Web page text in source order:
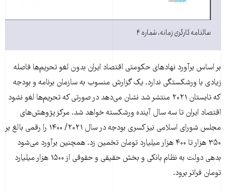
سالنامه کارگری زمانه، شماره ۴
بر اساس برآورد نهادهای حکومتی اقتصاد ایران بدون لغو تحریم‌ها فاصله
زیادی با ورشکستگی ندارد. یک گزارش منسوب به سازمان برنامه و بودجه
که تابستان ۲۰۲۱ منتشر شد نشان می‌دهد در صورتی که تحریم‌ها لغو نشود
اقتصاد ایران تا سه سال آینده ورشکسته خواهد شد. مرکز پژوهش‌های
مجلس شورای اسلامی نیز کسری بودجه در سال ۲۰۲۱/ ۱۴۰۰ را رقمی بالغ بر
۳۵۰ هزار تا ۴۰۰ هزار میلیارد تومان تخمین زد. همچنین برآورد می‌شود
بدهی دولت به نظام بانکی و بخش حقیقی و حقوقی از ۱۵۰۰ هزار میلیارد
تومان فراتر برود.